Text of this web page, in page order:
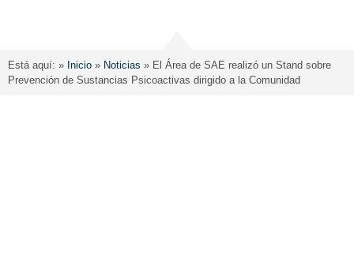
Está aquí: » Inicio » Noticias » El Área de SAE realizó un Stand sobre
Prevención de Sustancias Psicoactivas dirigido a la Comunidad